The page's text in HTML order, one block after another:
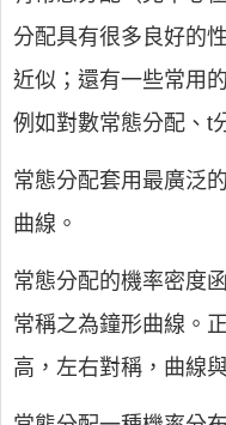
分配具有很多良好的
近似；還有一些常用
例如對數常態分配、t
常態分配套用最廣泛
曲線。
常態分配的機率密度
常稱之為鐘形曲線。
高，左右對稱，曲線